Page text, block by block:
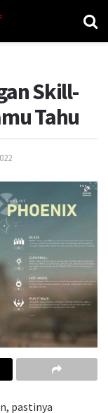
Skill-
Tahu
pastinya